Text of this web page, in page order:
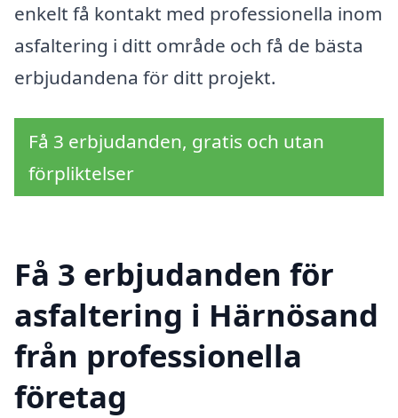
enkelt få kontakt med professionella inom
asfaltering i ditt område och få de bästa
erbjudandena för ditt projekt.
Få 3 erbjudanden, gratis och utan
förpliktelser
Få 3 erbjudanden för
asfaltering i Härnösand
från professionella
företag